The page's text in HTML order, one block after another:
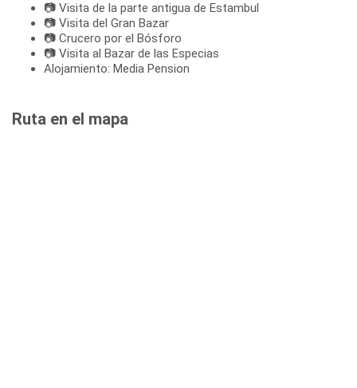
📷 Visita de la parte antigua de Estambul
📷 Visita del Gran Bazar
📷 Crucero por el Bósforo
📷 Visita al Bazar de las Especias
Alojamiento: Media Pension
Ruta en el mapa